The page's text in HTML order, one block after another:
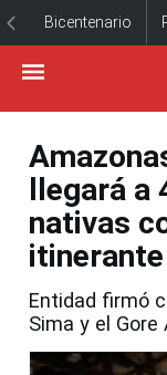
Bicentenario
llegará
nativas
itinerante
Entidad firmó
Sima y el Gore